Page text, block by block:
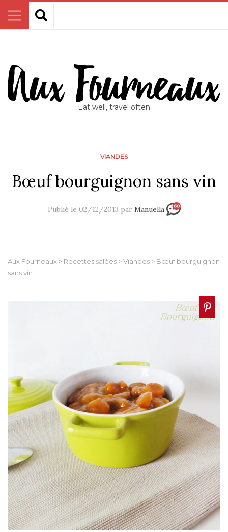
Eat well, travel often
VIANDES
Bœuf bourguignon sans vin
Publié le 02/12/2013 par Manuella 60
Aux Fourneaux > Recettes salées >Viandes > Bœuf bourguignon
sans vin